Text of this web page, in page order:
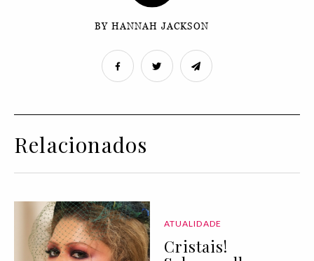
BY HANNAH JACKSON
Relacionados
ATUALIDADE
Cristais!